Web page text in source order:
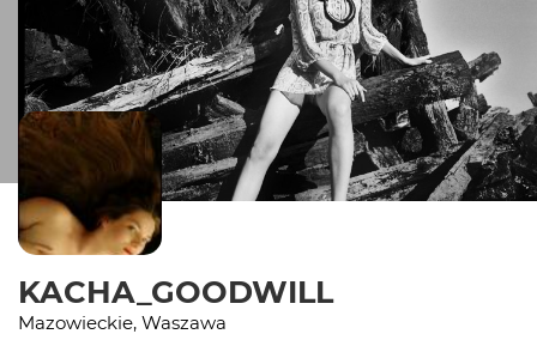
KACHA_GOODWILL
Mazowieckie, Waszawa